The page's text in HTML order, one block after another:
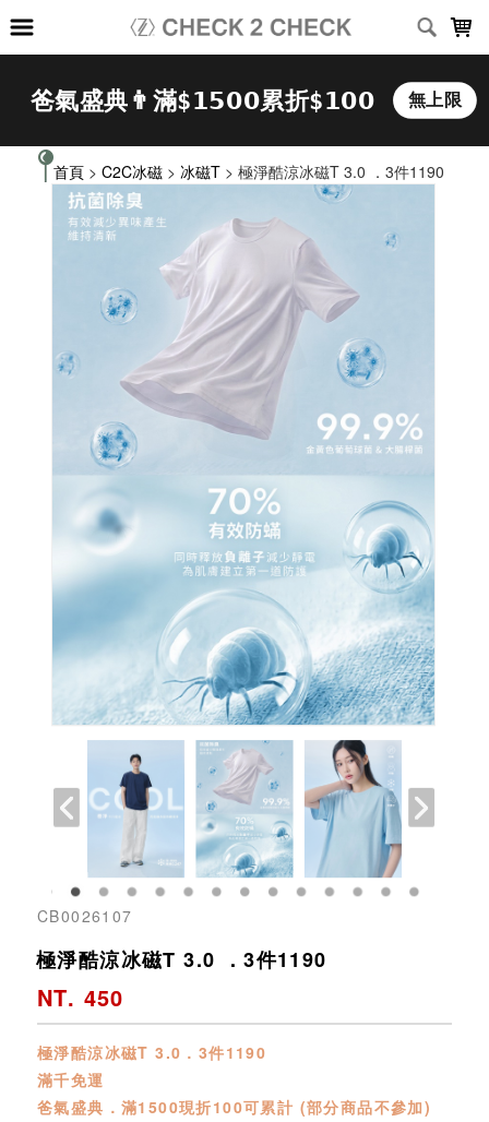
首頁 > C2C冰磁 > 冰磁T > 極淨酷涼冰磁T 3.0 ．3件1190
CB0026107
極淨酷涼冰磁T 3.0 ．3件1190
NT. 450
極淨酷涼冰磁T 3.0．3件1190
滿千免運
爸氣盛典．滿1500現折100可累計 (部分商品不參加)